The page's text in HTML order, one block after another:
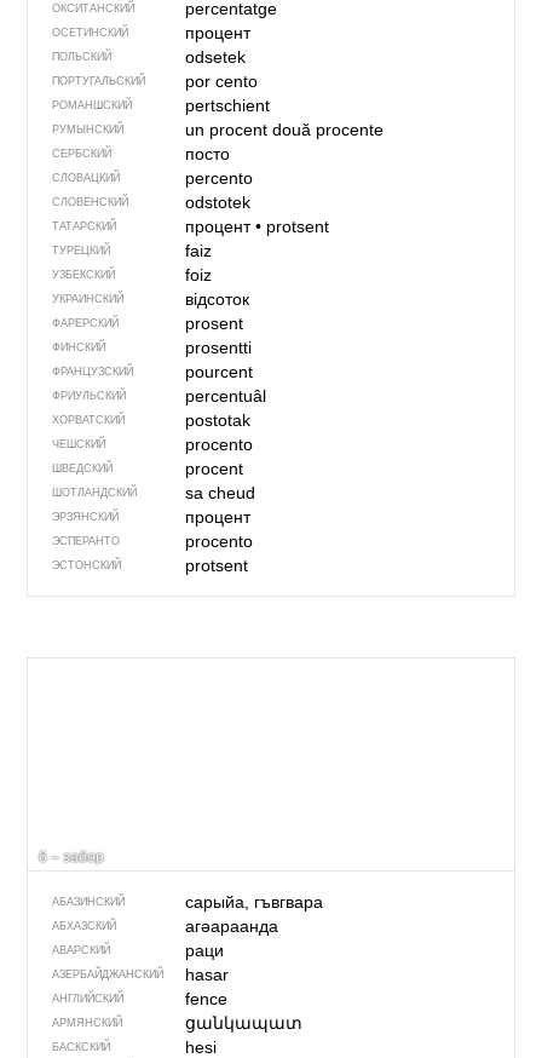
ОКСИТАНСКИЙ percentatge
ОСЕТИНСКИЙ процент
ПОЛЬСКИЙ odsetek
ПОРТУГАЛЬСКИЙ por cento
РОМАНШСКИЙ pertschient
РУМЫНСКИЙ un procentdouă procente
СЕРБСКИЙ посто
СЛОВАЦКИЙ percento
СЛОВЕНСКИЙ odstotek
ТАТАРСКИЙ процент• protsent
ТУРЕЦКИЙ faiz
УЗБЕКСКИЙ foiz
УКРАИНСКИЙ відсоток
ФАРЕРСКИЙ prosent
ФИНСКИЙ prosentti
ФРАНЦУЗСКИЙ pourcent
ФРИУЛЬСКИЙ percentuâl
ХОРВАТСКИЙ postotak
ЧЕШСКИЙ procento
ШВЕДСКИЙ procent
ШОТЛАНДСКИЙ sa cheud
ЭРЗЯНСКИЙ процент
ЭСПЕРАНТО procento
ЭСТОНСКИЙ protsent
6 – забор
АБАЗИНСКИЙ сарыйа, гъвгвара
АБХАЗСКИЙ агәараанда
АВАРСКИЙ раци
АЗЕРБАЙДЖАН­СКИЙ hasar
АНГЛИЙСКИЙ fence
АРМЯНСКИЙ ցանկապատ
БАСКСКИЙ hesi